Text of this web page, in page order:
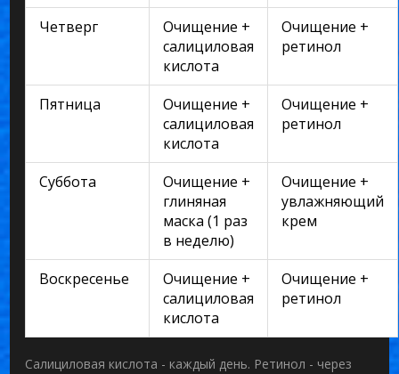
Четверг
Очищение +
салициловая
кислота
Очищение +
ретинол
Пятница
Очищение +
салициловая
кислота
Очищение +
ретинол
Суббота
Очищение +
глиняная
маска (1 раз
в неделю)
Очищение +
увлажняющий
крем
Воскресенье
Очищение +
салициловая
кислота
Очищение +
ретинол
Салициловая кислота - каждый день. Ретинол - через